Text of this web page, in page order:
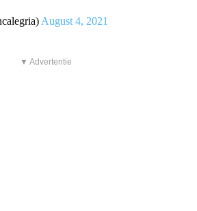
August 4, 2021
▼ Advertentie